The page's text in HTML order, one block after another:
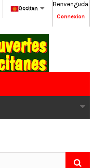
Benvenguda
Connexion
Occitan